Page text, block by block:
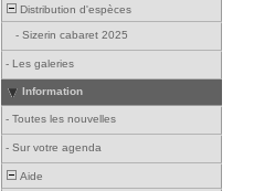
Distribution d'espèces
- Sizerin cabaret 2025
- Les galeries
Information
- Toutes les nouvelles
- Sur votre agenda
Aide